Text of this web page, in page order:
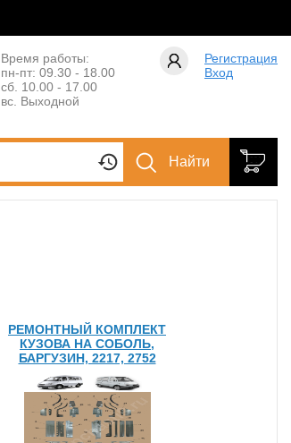
Время работы:
пн-пт: 09.30 - 18.00
сб. 10.00 - 17.00
вс. Выходной
Регистрация
Вход
Найти
РЕМОНТНЫЙ КОМПЛЕКТ
КУЗОВА НА СОБОЛЬ,
БАРГУЗИН, 2217, 2752